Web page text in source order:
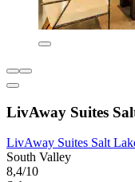
LivAway Suites
LivAway Suites Salt
South Valley
8,4/10